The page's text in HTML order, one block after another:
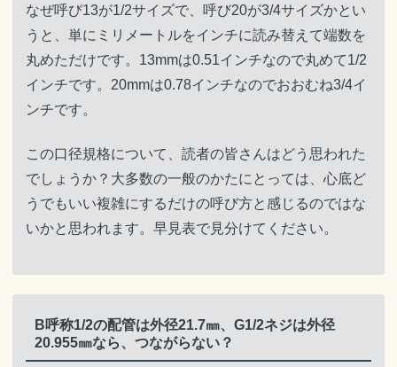
なぜ呼び13が1/2サイズで、呼び20が3/4サイズかとい
うと、単にミリメートルをインチに読み替えて端数を
丸めただけです。13mmは0.51インチなので丸めて1/2
インチです。20mmは0.78インチなのでおおむね3/4イ
ンチです。
この口径規格について、読者の皆さんはどう思われた
でしょうか？大多数の一般のかたにとっては、心底ど
うでもいい複雑にするだけの呼び方と感じるのではな
いかと思われます。早見表で見分けてください。
B呼称1/2の配管は外径21.7㎜、G1/2ネジは外径
20.955㎜なら、つながらない？